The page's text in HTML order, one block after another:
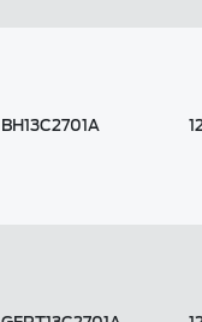
BH13C2701A